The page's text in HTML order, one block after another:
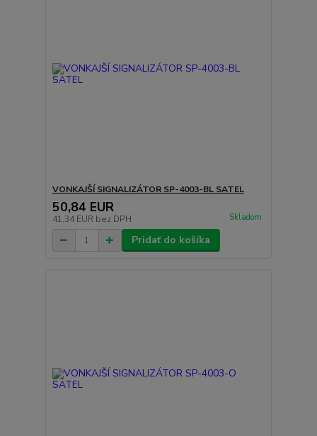
VONKAJŠÍ SIGNALIZÁTOR SP-4003-BL SATEL
50,84 EUR
41,34 EUR bez DPH Skladom
Pridať do košíka